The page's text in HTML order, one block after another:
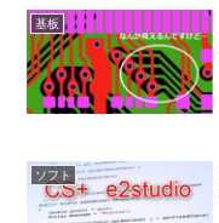
基板
ソフト